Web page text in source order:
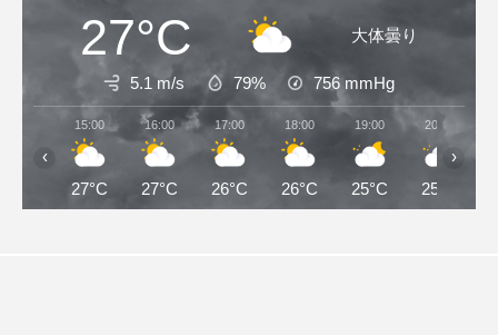
27°C 大体曇り
5.1 m/s 79% 756 mmHg
15:00
27°C
16:00
27°C
17:00
26°C
18:00
26°C
19:00
25°C
20:00
25°C
‹ ›